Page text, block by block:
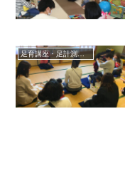
足育講座・足計測会の報告